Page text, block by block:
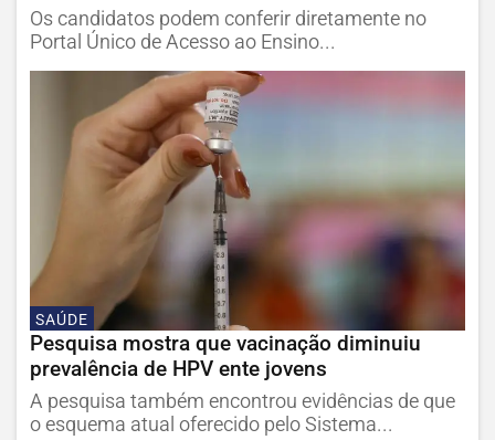
Os candidatos podem conferir diretamente no
Portal Único de Acesso ao Ensino...
SAÚDE
Pesquisa mostra que vacinação diminuiu
prevalência de HPV ente jovens
A pesquisa também encontrou evidências de que
o esquema atual oferecido pelo Sistema...